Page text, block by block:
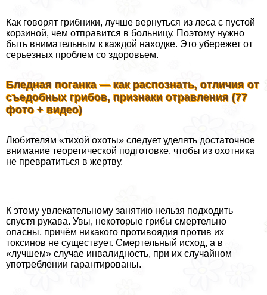
Как говорят грибники, лучше вернуться из леса с пустой
корзиной, чем отправится в больницу. Поэтому нужно
быть внимательным к каждой находке. Это убережет от
серьезных проблем со здоровьем.
Бледная поганка — как распознать, отличия от
съедобных грибов, признаки отравления (77
фото + видео)
Любителям «тихой охоты» следует уделять достаточное
внимание теоретической подготовке, чтобы из охотника
не превратиться в жертву.
К этому увлекательному занятию нельзя подходить
спустя рукава. Увы, некоторые грибы cмepтельно
опасны, причём никакого противоядия против их
токсинов не существует. Смертельный исход, а в
«лучшем» случае инвалидность, при их случайном
употрeблении гарантированы.